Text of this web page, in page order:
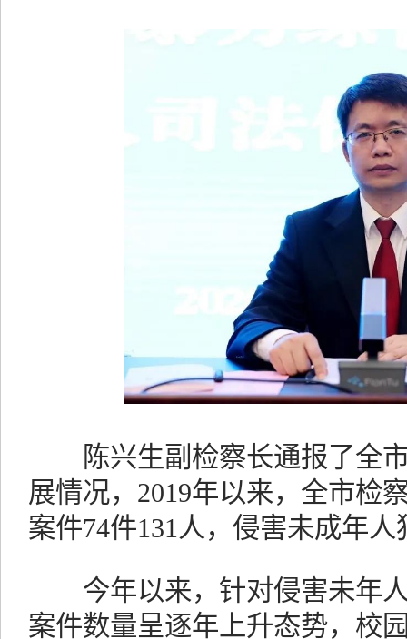
陈兴生副检察长通报了全市
展情况，2019年以来，全市检
案件74件131人，侵害未成年
今年以来，针对侵害未年人
案件数量呈逐年上升态势，校